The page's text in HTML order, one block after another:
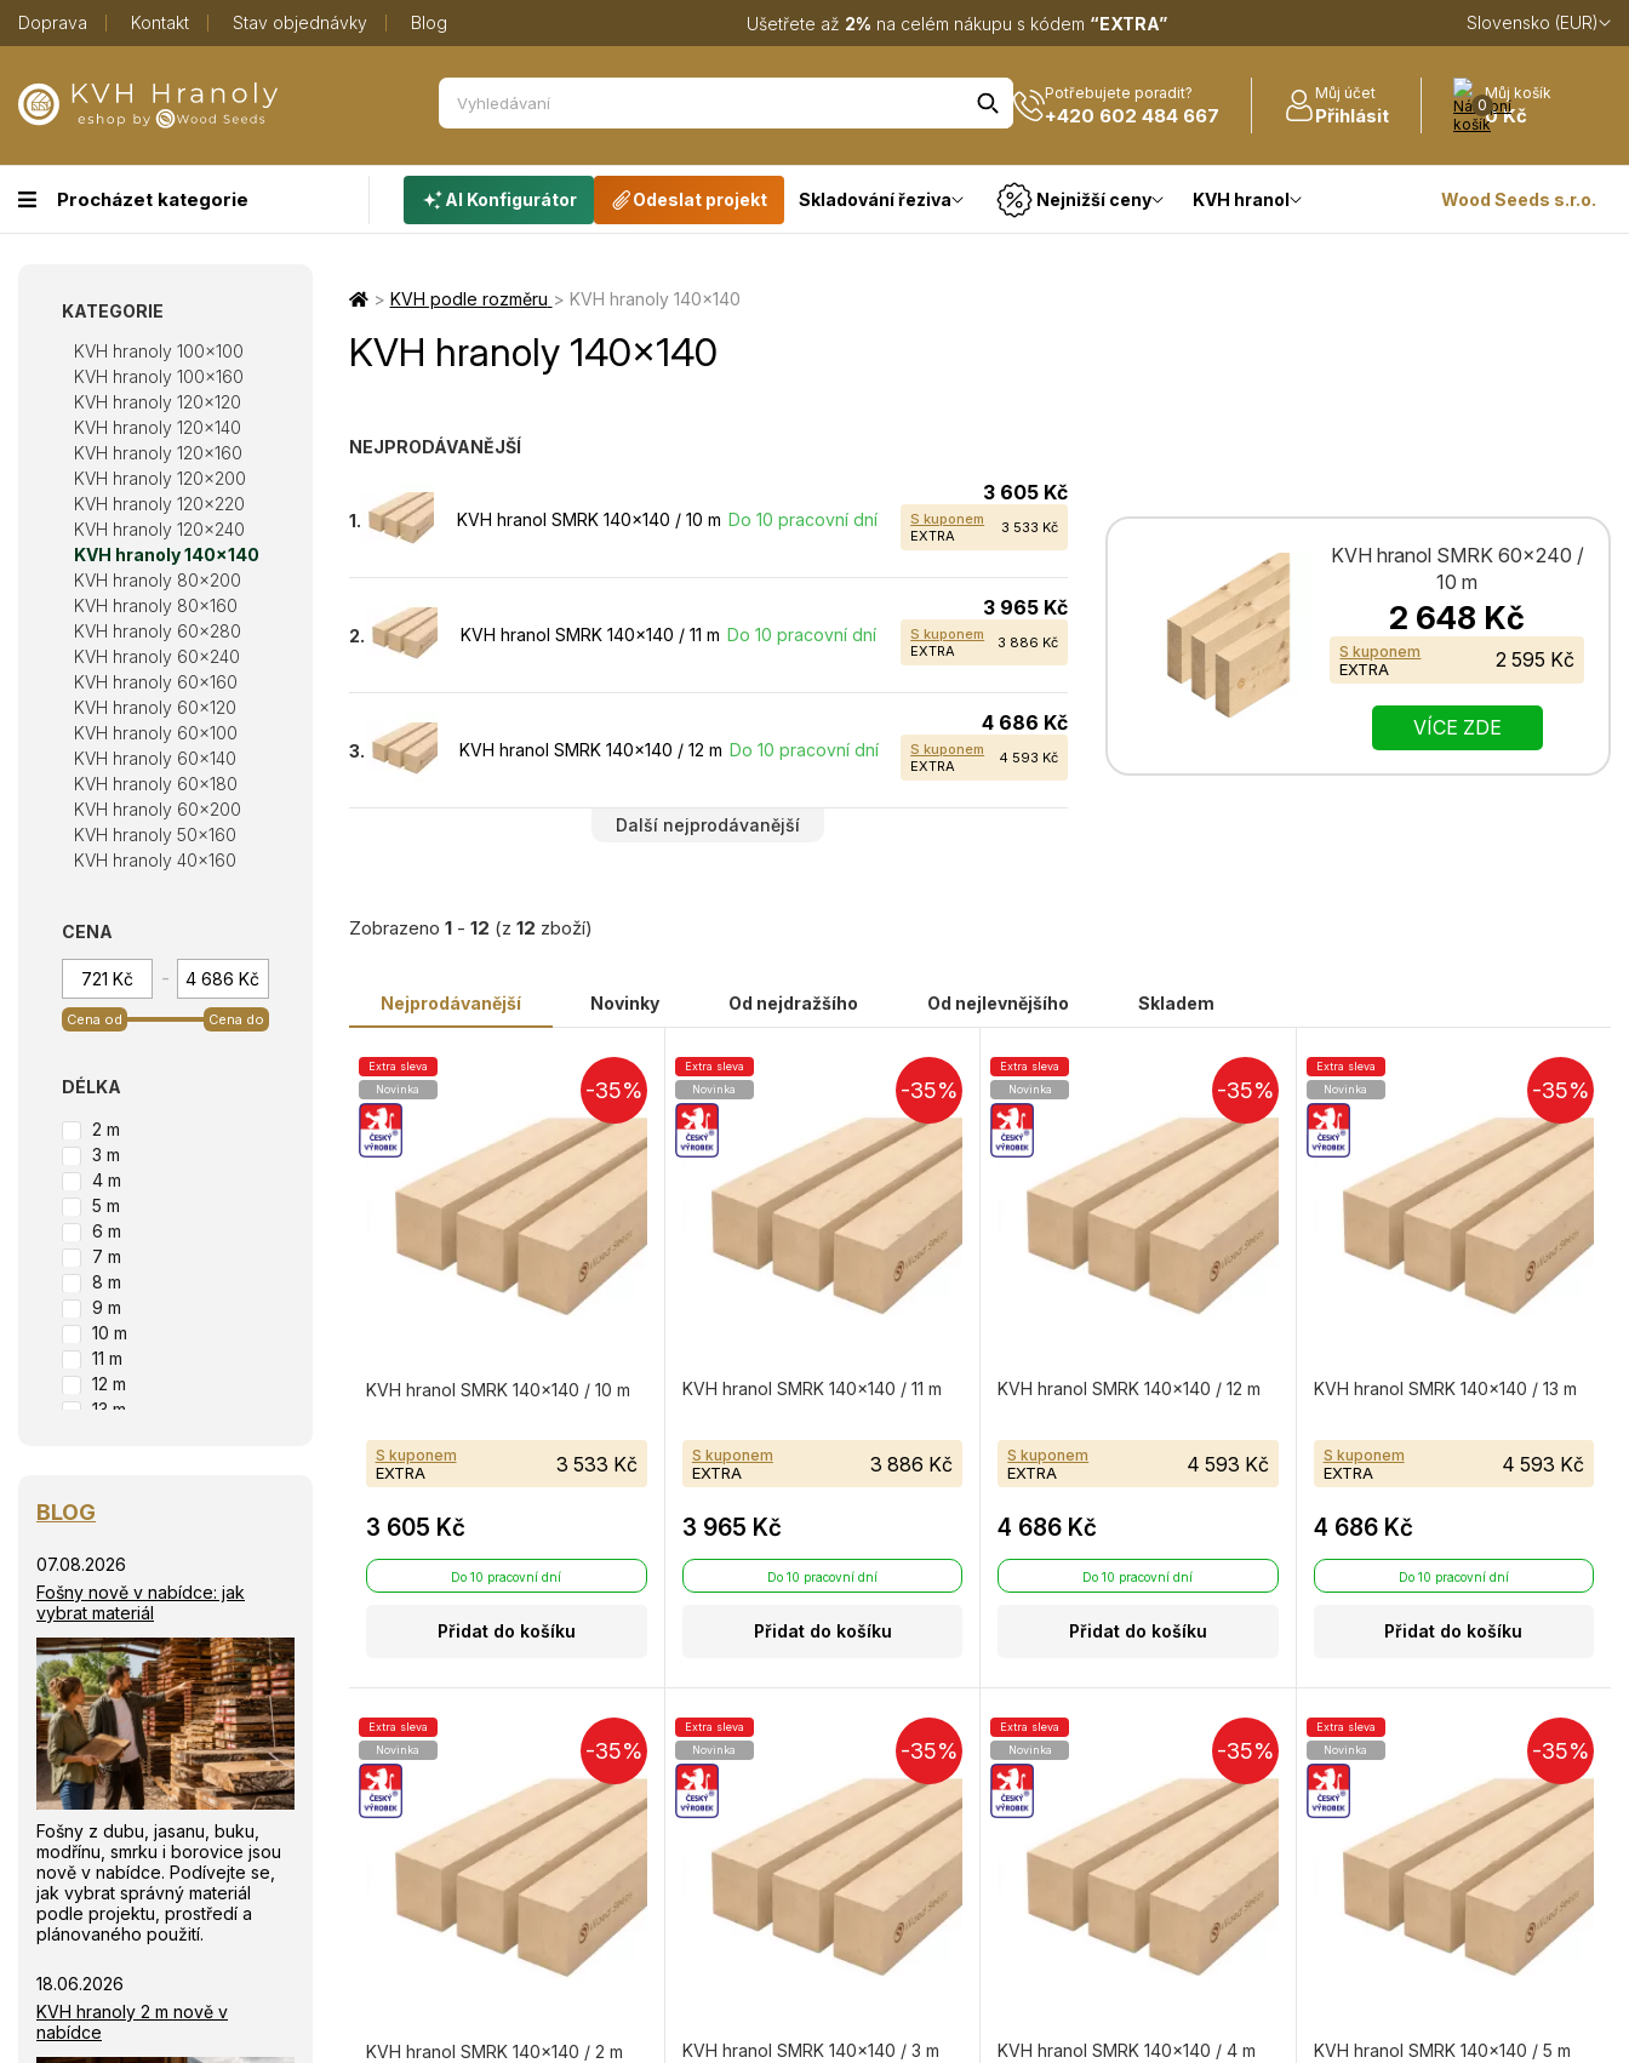
Doprava Kontakt Stav objednávky Blog Ušetřete až 2% na celém nákupu s kódem “EXTRA” Slovensko (EUR)
Potřebujete poradit?
+420 602 484 667
Můj účet
Přihlásit 0
Můj košík
0 Kč
Procházet kategorie AI Konfigurátor Odeslat projekt Skladování řeziva Nejnižší ceny KVH hranol Wood Seeds s.r.o.
> KVH podle rozměru > KVH hranoly 140×140
KVH hranoly 140×140
NEJPRODÁVANĚJŠÍ
1. KVH hranol SMRK 140×140 / 10 m Do 10 pracovní dní
3 605 Kč
S kuponem
EXTRA
3 533 Kč
2. KVH hranol SMRK 140×140 / 11 m Do 10 pracovní dní
3 965 Kč
S kuponem
EXTRA
3 886 Kč
3. KVH hranol SMRK 140×140 / 12 m Do 10 pracovní dní
4 686 Kč
S kuponem
EXTRA
4 593 Kč
Další nejprodávanější
KVH hranol SMRK 60×240 /
10 m
2 648 Kč
S kuponem
EXTRA 2 595 Kč
VÍCE ZDE
Zobrazeno 1- 12 (z 12 zboží)
Nejprodávanější Novinky Od nejdražšího Od nejlevnějšího Skladem
-35%
Extra sleva
Novinka
KVH hranol SMRK 140×140 / 10 m
S kuponem
EXTRA 3 533 Kč
3 605 Kč
Do 10 pracovní dní
Přidat do košíku
-35%
Extra sleva
Novinka
KVH hranol SMRK 140×140 / 11 m
S kuponem
EXTRA 3 886 Kč
3 965 Kč
Do 10 pracovní dní
Přidat do košíku
-35%
Extra sleva
Novinka
KVH hranol SMRK 140×140 / 12 m
S kuponem
EXTRA 4 593 Kč
4 686 Kč
Do 10 pracovní dní
Přidat do košíku
-35%
Extra sleva
Novinka
KVH hranol SMRK 140×140 / 13 m
S kuponem
EXTRA 4 593 Kč
4 686 Kč
Do 10 pracovní dní
Přidat do košíku
-35%
Extra sleva
Novinka
KVH hranol SMRK 140×140 / 2 m
-35%
Extra sleva
Novinka
KVH hranol SMRK 140×140 / 3 m
-35%
Extra sleva
Novinka
KVH hranol SMRK 140×140 / 4 m
-35%
Extra sleva
Novinka
KVH hranol SMRK 140×140 / 5 m
KATEGORIE
KVH hranoly 100×100
KVH hranoly 100×160
KVH hranoly 120×120
KVH hranoly 120×140
KVH hranoly 120×160
KVH hranoly 120×200
KVH hranoly 120×220
KVH hranoly 120×240
KVH hranoly 140×140
KVH hranoly 80×200
KVH hranoly 80×160
KVH hranoly 60×280
KVH hranoly 60×240
KVH hranoly 60×160
KVH hranoly 60×120
KVH hranoly 60×100
KVH hranoly 60×140
KVH hranoly 60×180
KVH hranoly 60×200
KVH hranoly 50×160
KVH hranoly 40×160
CENA
-
Cena od Cena do
DÉLKA
2 m
3 m
4 m
5 m
6 m
7 m
8 m
9 m
10 m
11 m
12 m
13 m
BLOG
07.08.2026
Fošny nově v nabídce: jak
vybrat materiál
Fošny z dubu, jasanu, buku,
modřínu, smrku i borovice jsou
nově v nabídce. Podívejte se,
jak vybrat správný materiál
podle projektu, prostředí a
plánovaného použití.
18.06.2026
KVH hranoly 2 m nově v
nabídce